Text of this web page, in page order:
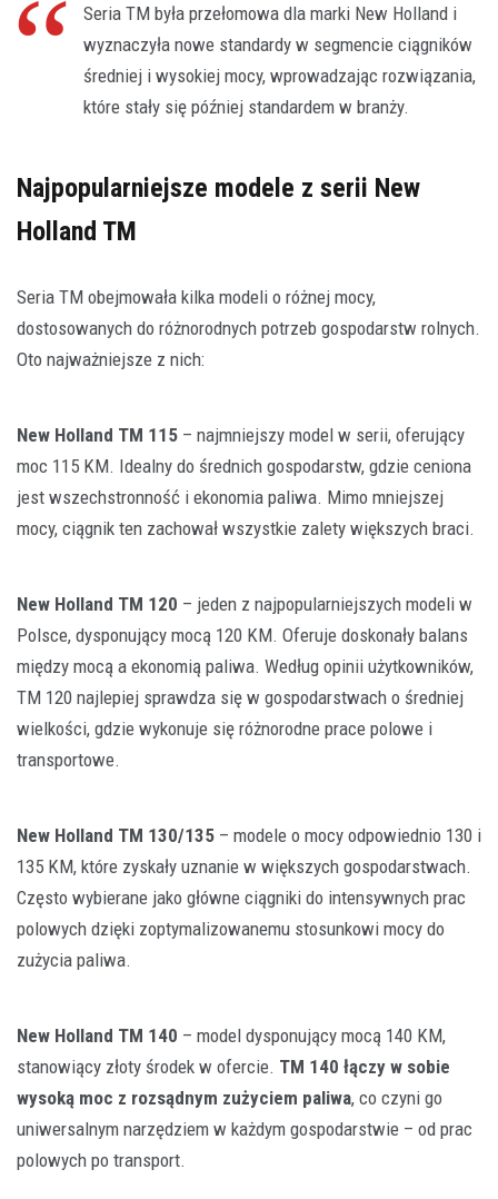
Seria TM była przełomowa dla marki New Holland i
wyznaczyła nowe standardy w segmencie ciągników
średniej i wysokiej mocy, wprowadzając rozwiązania,
które stały się później standardem w branży.
Najpopularniejsze modele z serii New
Holland TM
Seria TM obejmowała kilka modeli o różnej mocy,
dostosowanych do różnorodnych potrzeb gospodarstw rolnych.
Oto najważniejsze z nich:
New Holland TM 115 – najmniejszy model w serii, oferujący
moc 115 KM. Idealny do średnich gospodarstw, gdzie ceniona
jest wszechstronność i ekonomia paliwa. Mimo mniejszej
mocy, ciągnik ten zachował wszystkie zalety większych braci.
New Holland TM 120 – jeden z najpopularniejszych modeli w
Polsce, dysponujący mocą 120 KM. Oferuje doskonały balans
między mocą a ekonomią paliwa. Według opinii użytkowników,
TM 120 najlepiej sprawdza się w gospodarstwach o średniej
wielkości, gdzie wykonuje się różnorodne prace polowe i
transportowe.
New Holland TM 130/135 – modele o mocy odpowiednio 130 i
135 KM, które zyskały uznanie w większych gospodarstwach.
Często wybierane jako główne ciągniki do intensywnych prac
polowych dzięki zoptymalizowanemu stosunkowi mocy do
zużycia paliwa.
New Holland TM 140 – model dysponujący mocą 140 KM,
stanowiący złoty środek w ofercie. TM 140 łączy w sobie
wysoką moc z rozsądnym zużyciem paliwa, co czyni go
uniwersalnym narzędziem w każdym gospodarstwie – od prac
polowych po transport.